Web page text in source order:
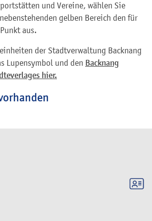
und Vereine, wählen Sie
gelben Bereich den für
aus.
der Stadtverwaltung Backnang
Lupensymbol und den Backnang
hier.